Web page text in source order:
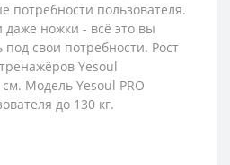
потребности пользователя.
даже ножки - всё это вы
под свои потребности. Рост
Yesoul
Модель Yesoul PRO
до 130 кг.